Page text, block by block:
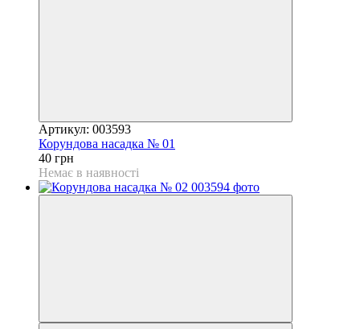
Артикул: 003593
Корундова насадка № 01
40 грн
Немає в наявності